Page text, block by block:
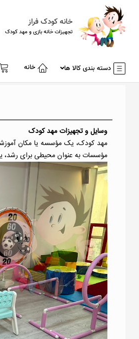
خانه کودک فراز
تجهیزات خانه بازی و مهد کودک
دسته بندی کالا ها خانه
وسایل و تجهیزات مهد کودک
مؤسسات به عنوان محیطی برای رشد،